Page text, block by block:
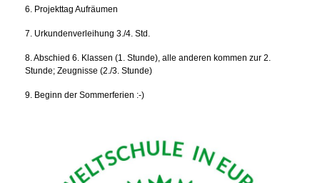
6. Projekttag Aufräumen
7. Urkundenverleihung 3./4. Std.
8. Abschied 6. Klassen (1. Stunde), alle anderen kommen zur 2.
Stunde; Zeugnisse (2./3. Stunde)
9. Beginn der Sommerferien :-)